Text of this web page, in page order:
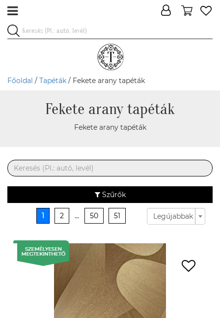
Főoldal / Tapéták / Fekete arany tapéták
Fekete arany tapéták
Fekete arany tapéták
Szűrők
1 2 ... 50 51 Legújabbak